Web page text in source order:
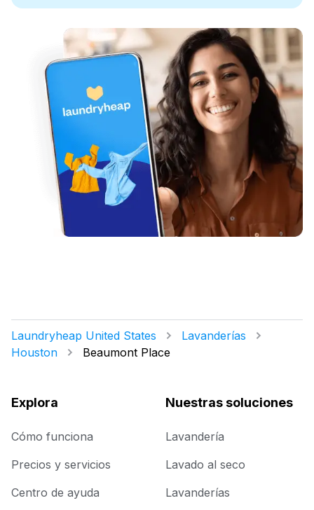
Laundryheap United States
Lavanderías
Houston
Beaumont Place
Explora
Cómo funciona
Precios y servicios
Centro de ayuda
Nuestras soluciones
Lavandería
Lavado al seco
Lavanderías